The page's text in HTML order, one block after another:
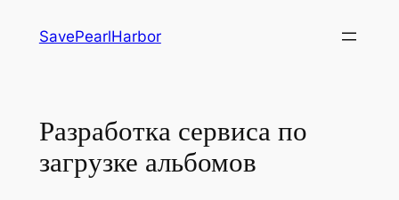
SavePearlHarbor
Разработка сервиса по
загрузке альбомов